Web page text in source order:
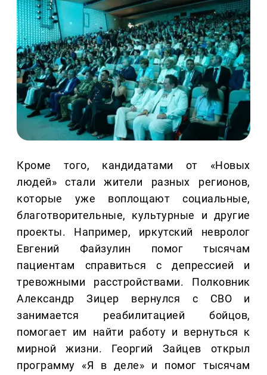
Кроме того, кандидатами от «Новых
людей» стали жители разных регионов,
которые уже воплощают социальные,
благотворительные, культурные и другие
проекты. Например, иркутский невролог
Евгений Файзулин помог тысячам
пациентам справиться с депрессией и
тревожными расстройствами. Полковник
Александр Зицер вернулся с СВО и
занимается реабилитацией бойцов,
помогает им найти работу и вернуться к
мирной жизни. Георгий Зайцев открыл
программу «Я в деле» и помог тысячам